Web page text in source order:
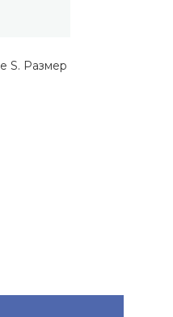
S. Размер